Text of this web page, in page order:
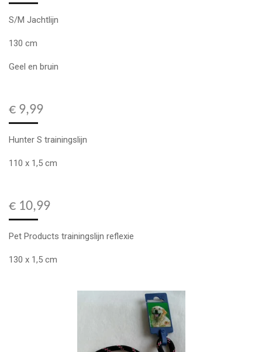
S/M Jachtlijn
130 cm
Geel en bruin
€ 9,99
Hunter S trainingslijn
110 x 1,5 cm
€ 10,99
Pet Products trainingslijn reflexie
130 x 1,5 cm